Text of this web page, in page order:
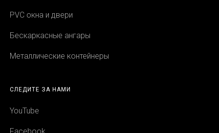
PVC окна и двери
Бескаркасные ангары
Металлические контейнеры
СЛЕДИТЕ ЗА НАМИ
YouTube